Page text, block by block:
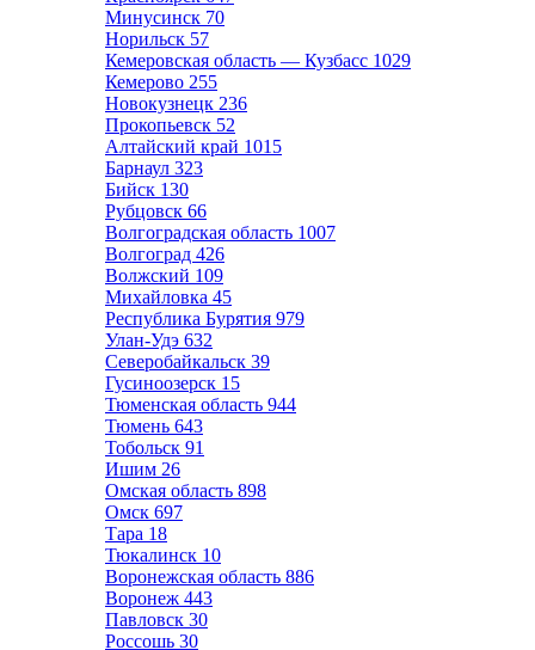
Минусинск 70
Норильск 57
Кемеровская область — Кузбасс 1029
Кемерово 255
Новокузнецк 236
Прокопьевск 52
Алтайский край 1015
Барнаул 323
Бийск 130
Рубцовск 66
Волгоградская область 1007
Волгоград 426
Волжский 109
Михайловка 45
Республика Бурятия 979
Улан-Удэ 632
Северобайкальск 39
Гусиноозерск 15
Тюменская область 944
Тюмень 643
Тобольск 91
Ишим 26
Омская область 898
Омск 697
Тара 18
Тюкалинск 10
Воронежская область 886
Воронеж 443
Павловск 30
Россошь 30